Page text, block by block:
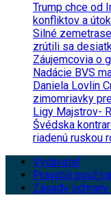
Trump chce od
konfliktov a
Silné
zrútili sa
Záujemcovia o
Nadácie BVS
Daniela Lovlin
zimomriavky
Ligy Majstrov-
Švédska
riadenú ruskou
Vydavateľ
Pravidlá
Zásady